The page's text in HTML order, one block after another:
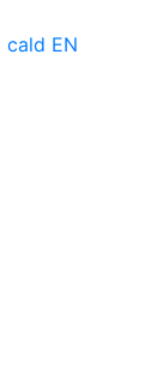
cald EN